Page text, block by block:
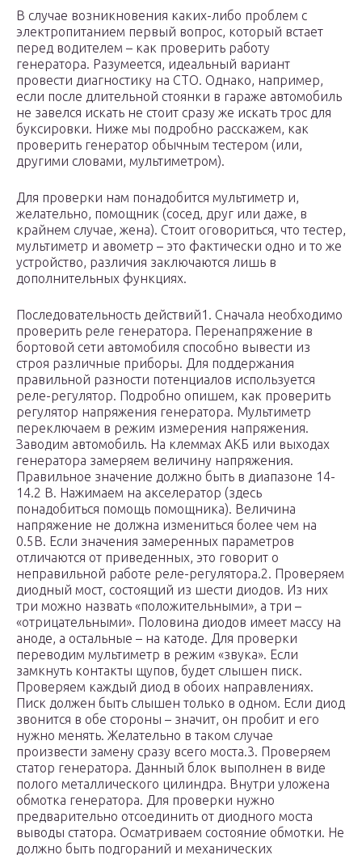
В случае возникновения каких-либо проблем с
электропитанием первый вопрос, который встает
перед водителем – как проверить работу
генератора. Разумеется, идеальный вариант
провести диагностику на СТО. Однако, например,
если после длительной стоянки в гараже автомобиль
не завелся искать не стоит сразу же искать трос для
буксировки. Ниже мы подробно расскажем, как
проверить генератор обычным тестером (или,
другими словами, мультиметром).
Для проверки нам понадобится мультиметр и,
желательно, помощник (сосед, друг или даже, в
крайнем случае, жена). Стоит оговориться, что тестер,
мультиметр и авометр – это фактически одно и то же
устройство, различия заключаются лишь в
дополнительных функциях.
Последовательность действий1. Сначала необходимо
проверить реле генератора. Перенапряжение в
бортовой сети автомобиля способно вывести из
строя различные приборы. Для поддержания
правильной разности потенциалов используется
реле-регулятор. Подробно опишем, как проверить
регулятор напряжения генератора. Мультиметр
переключаем в режим измерения напряжения.
Заводим автомобиль. На клеммах АКБ или выходах
генератора замеряем величину напряжения.
Правильное значение должно быть в диапазоне 14-
14.2 В. Нажимаем на акселератор (здесь
понадобиться помощь помощника). Величина
напряжение не должна измениться более чем на
0.5В. Если значения замеренных параметров
отличаются от приведенных, это говорит о
неправильной работе реле-регулятора.2. Проверяем
диодный мост, состоящий из шести диодов. Из них
три можно назвать «положительными», а три –
«отрицательными». Половина диодов имеет массу на
аноде, а остальные – на катоде. Для проверки
переводим мультиметр в режим «звука». Если
замкнуть контакты щупов, будет слышен писк.
Проверяем каждый диод в обоих направлениях.
Писк должен быть слышен только в одном. Если диод
звонится в обе стороны – значит, он пробит и его
нужно менять. Желательно в таком случае
произвести замену сразу всего моста.3. Проверяем
статор генератора. Данный блок выполнен в виде
полого металлического цилиндра. Внутри уложена
обмотка генератора. Для проверки нужно
предварительно отсоединить от диодного моста
выводы статора. Осматриваем состояние обмотки. Не
должно быть подгораний и механических